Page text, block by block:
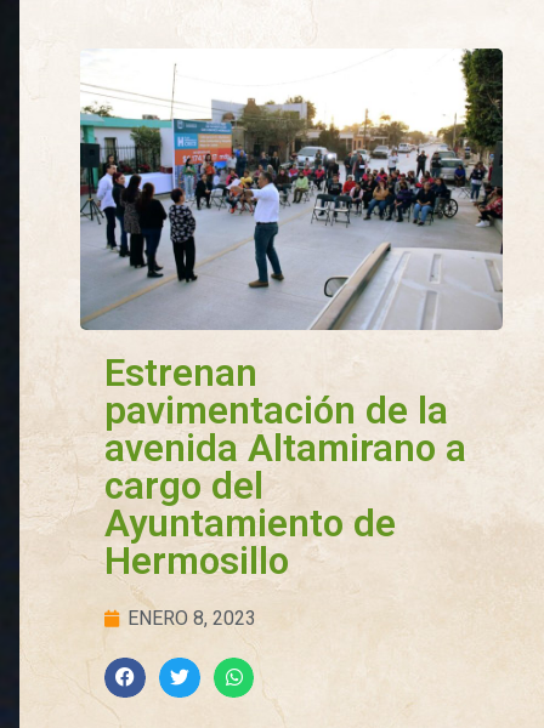
Estrenan
pavimentación de la
avenida Altamirano a
cargo del
Ayuntamiento de
Hermosillo
ENERO 8, 2023